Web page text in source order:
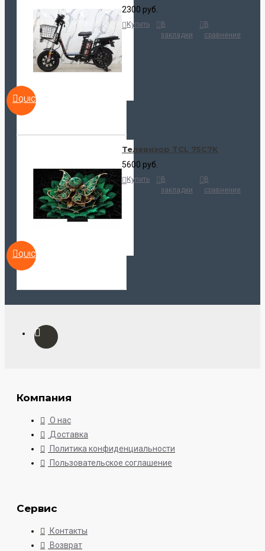
QUICKVIEW
2300 руб.
Купить
В
закладки
В
сравнение
QUICKVIEW
Телевизор TCL 75C7K
5600 руб.
Купить
В
закладки
В
сравнение
Компания
О нас
Доставка
Политика конфиденциальности
Пользовательское соглашение
Сервис
Контакты
Возврат